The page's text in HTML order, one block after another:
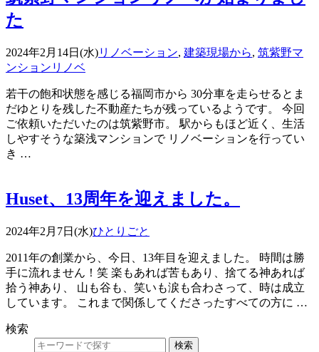
た
2024年2月14日(水)リノベーション, 建築現場から, 筑紫野マ
ンションリノベ
若干の飽和状態を感じる福岡市から 30分車を走らせるとま
だゆとりを残した不動産たちが残っているようです。 今回
ご依頼いただいたのは筑紫野市。 駅からもほど近く、生活
しやすそうな築浅マンションで リノベーションを行ってい
き …
Huset、13周年を迎えました。
2024年2月7日(水)ひとりごと
2011年の創業から、今日、13年目を迎えました。 時間は勝
手に流れません！笑 楽もあれば苦もあり、捨てる神あれば
拾う神あり、 山も谷も、笑いも涙も合わさって、時は成立
しています。 これまで関係してくださったすべての方に …
検索
検索